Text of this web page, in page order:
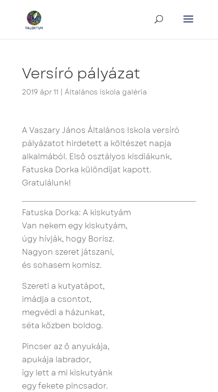
Versíró pályázat
2019 ápr 11 Általános iskola galéria
A Vaszary János Általános Iskola versíró
pályázatot hirdetett a költészet napja
alkalmából. Első osztályos kisdiákunk,
Fatuska Dorka különdíjat kapott.
Gratulálunk!
Fatuska Dorka: A kiskutyám
Van nekem egy kiskutyám,
úgy hívják, hogy Borisz.
Nagyon szeret játszani,
és sohasem komisz.
Szereti a kutyatápot,
imádja a csontot,
megvédi a házunkat,
séta közben boldog.
Pincser az ő anyukája,
apukája labrador,
így lett a mi kiskutyánk
egy fekete pincsador.